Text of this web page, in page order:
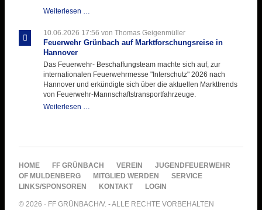
Weiterlesen …
Informationen
aus
aus
10.06.2026 17:56 von Thomas Geigenmüller
Feuerwehr Grünbach auf Marktforschungsreise in
Hannover
Das Feuerwehr- Beschaffungsteam machte sich auf, zur
internationalen Feuerwehrmesse "Interschutz" 2026 nach
Hannover und erkündigte sich über die aktuellen Markttrends
von Feuerwehr-Mannschaftstransportfahrzeuge.
Weiterlesen …
in
NAVIGATION
ÜBERSPRINGEN
HOME FF GRÜNBACH VEREIN
JUGENDFEUERWEHR
OF MULDENBERG
MITGLIED WERDEN
SERVICE
LINKS/SPONSOREN
KONTAKT LOGIN
© 2026 · FF GRÜNBACH/V. - ALLE RECHTE VORBEHALTEN